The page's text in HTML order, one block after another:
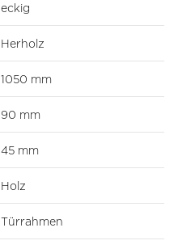
eckig
Herholz
1050 mm
90 mm
45 mm
Holz
Türrahmen